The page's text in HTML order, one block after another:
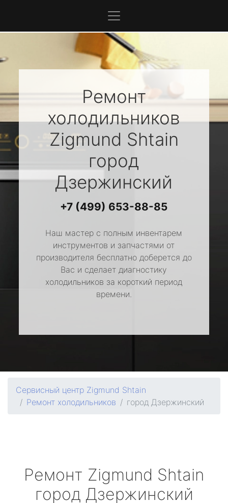
Ремонт
холодильников
Zigmund Shtain
город
Дзержинский
+7 (499) 653-88-85
Наш мастер с полным инвентарем
инструментов и запчастями от
производителя бесплатно доберется до
Вас и сделает диагностику
холодильников за короткий период
времени.
Сервисный центр Zigmund Shtain
Ремонт холодильников
город Дзержинский
Ремонт Zigmund Shtain
город Дзержинский